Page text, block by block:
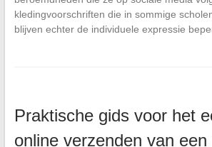
kledingvoorschriften die in sommige
blijven echter de individuele expressie
Praktische gids voor het
online verzenden van